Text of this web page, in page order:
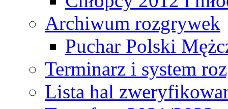
Archiwum rozgrywek
Puchar Polski
Terminarz i system
Lista hal